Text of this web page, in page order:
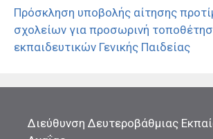
Πρόσκληση υποβολής αίτησης
σχολείων για προσωρινή
εκπαιδευτικών Γενικής Παιδείας
Διεύθυνση Δευτεροβάθμιας